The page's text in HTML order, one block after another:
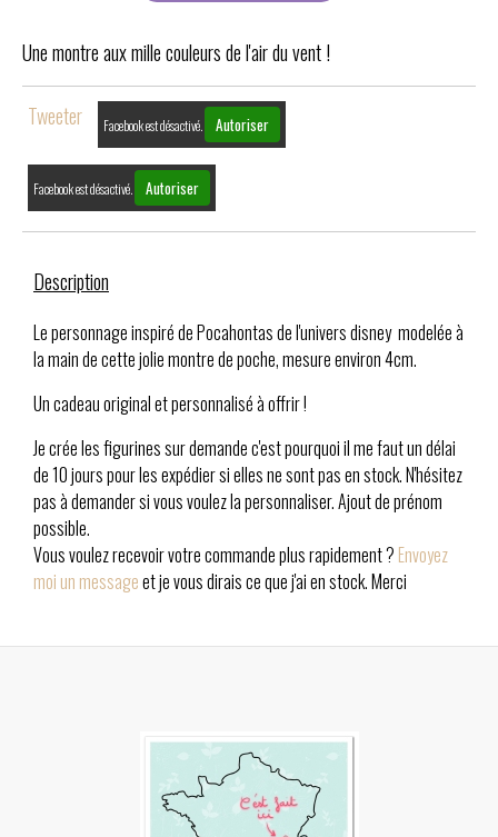
Une montre aux mille couleurs de l'air du vent !
Tweeter Facebook est désactivé. Autoriser
Facebook est désactivé. Autoriser
Description
Le personnage inspiré de Pocahontas de l'univers disney modelée à
la main de cette jolie montre de poche, mesure environ 4cm.
Un cadeau original et personnalisé à offrir !
Je crée les figurines sur demande c'est pourquoi il me faut un délai
de 10 jours pour les expédier si elles ne sont pas en stock. N'hésitez
pas à demander si vous voulez la personnaliser. Ajout de prénom
possible.
Vous voulez recevoir votre commande plus rapidement ? Envoyez
moi un messageet je vous dirais ce que j'ai en stock. Merci